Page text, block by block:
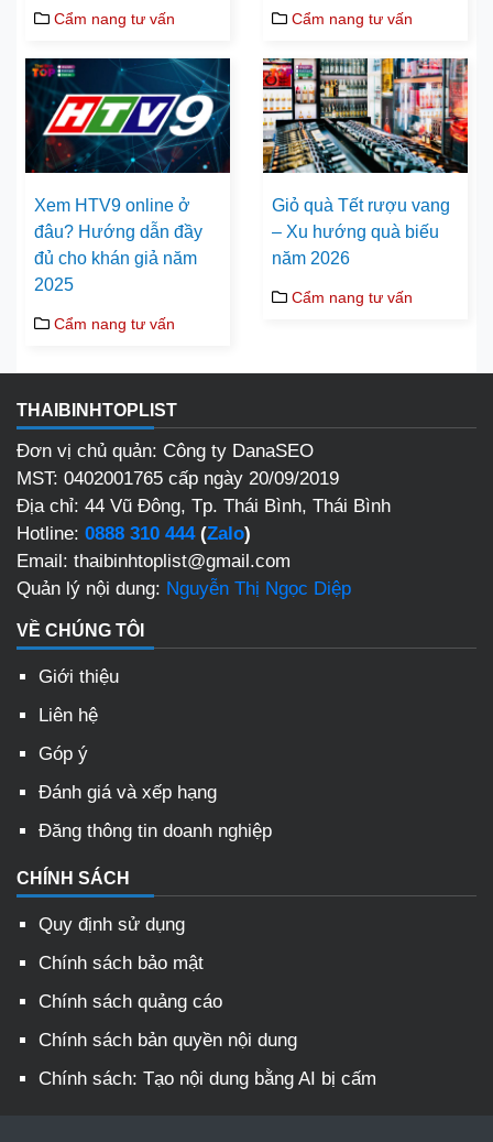
Cẩm nang tư vấn Cẩm nang tư vấn
Xem HTV9 online ở
đâu? Hướng dẫn đầy
đủ cho khán giả năm
2025
Cẩm nang tư vấn
Giỏ quà Tết rượu vang
– Xu hướng quà biếu
năm 2026
Cẩm nang tư vấn
THAIBINHTOPLIST
Đơn vị chủ quản: Công ty DanaSEO
MST: 0402001765 cấp ngày 20/09/2019
Địa chỉ: 44 Vũ Đông, Tp. Thái Bình, Thái Bình
Hotline: 0888 310 444(Zalo)
Email: thaibinhtoplist@gmail.com
Quản lý nội dung: Nguyễn Thị Ngọc Diệp
VỀ CHÚNG TÔI
Giới thiệu
Liên hệ
Góp ý
Đánh giá và xếp hạng
Đăng thông tin doanh nghiệp
CHÍNH SÁCH
Quy định sử dụng
Chính sách bảo mật
Chính sách quảng cáo
Chính sách bản quyền nội dung
Chính sách: Tạo nội dung bằng AI bị cấm